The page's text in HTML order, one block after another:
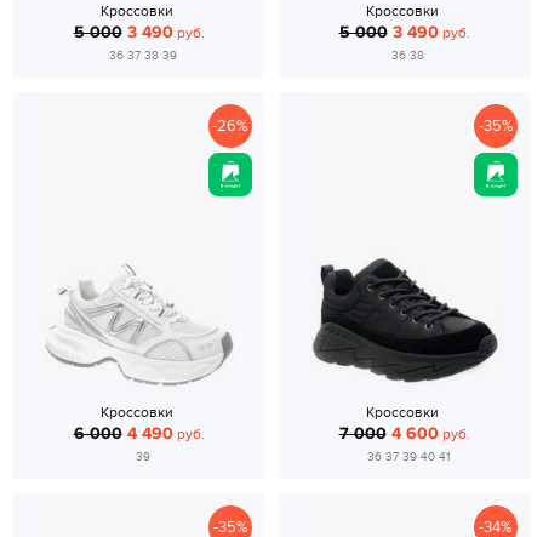
Кроссовки
5 000 3 490руб.
36 37 38 39
Кроссовки
5 000 3 490руб.
36 38
-26%
Кроссовки
6 000 4 490руб.
39
-35%
Кроссовки
7 000 4 600руб.
36 37 39 40 41
-35% -34%